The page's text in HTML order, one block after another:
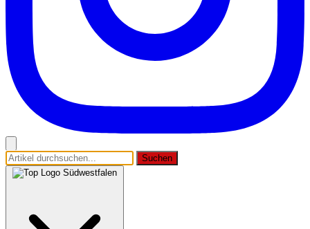
Suchen
Südwestfalen